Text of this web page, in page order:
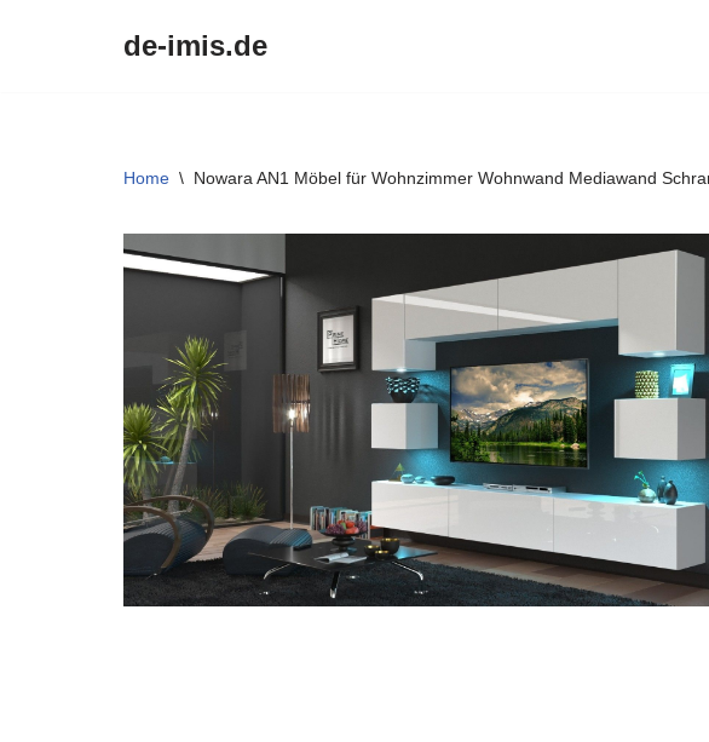
de-imis.de
Home \ Nowara AN1 Möbel für Wohnzimmer Wohnwand Mediawand